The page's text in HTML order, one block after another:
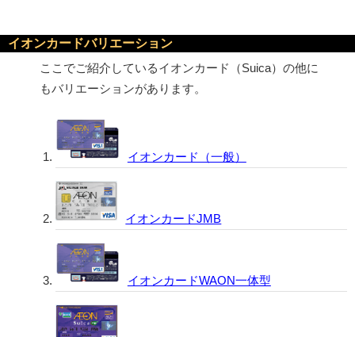
イオンカードバリエーション
ここでご紹介しているイオンカード（Suica）の他に
もバリエーションがあります。
イオンカード（一般）
イオンカードJMB
イオンカードWAON一体型